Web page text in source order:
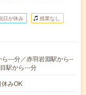
日が休み 残業なし
---分／赤羽岩淵駅から--
駅から---分
みOK